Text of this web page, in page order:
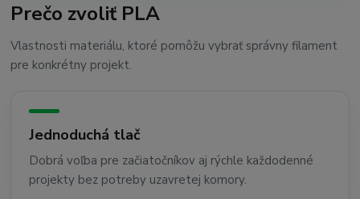
Prečo zvoliť PLA
Vlastnosti materiálu, ktoré pomôžu vybrať správny filament
pre konkrétny projekt.
Jednoduchá tlač
Dobrá voľba pre začiatočníkov aj rýchle každodenné
projekty bez potreby uzavretej komory.